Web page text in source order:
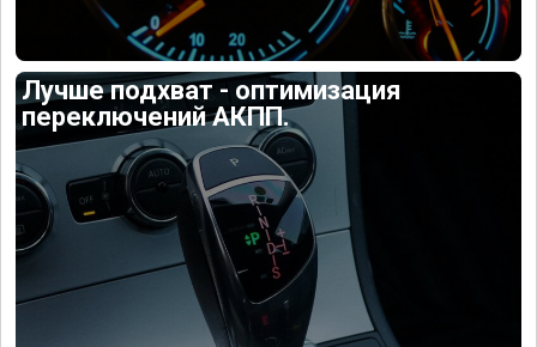
Лучше подхват - оптимизация
переключений АКПП.